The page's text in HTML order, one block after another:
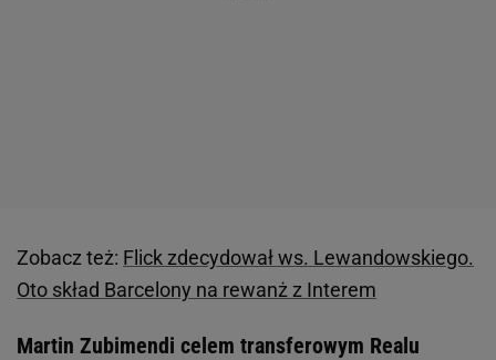
Zobacz też: Flick zdecydował ws. Lewandowskiego.
Oto skład Barcelony na rewanż z Interem
Martin Zubimendi celem transferowym Realu